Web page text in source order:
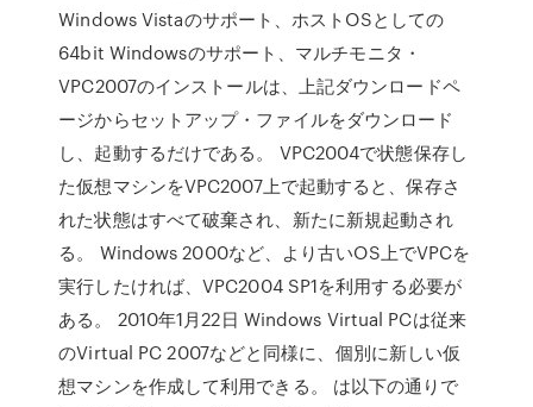
Windows Vistaのサポート、ホストOSとしての
64bit Windowsのサポート、マルチモニタ・
VPC2007のインストールは、上記ダウンロードペ
ージからセットアップ・ファイルをダウンロード
し、起動するだけである。 VPC2004で状態保存し
た仮想マシンをVPC2007上で起動すると、保存さ
れた状態はすべて破棄され、新たに新規起動され
る。 Windows 2000など、より古いOS上でVPCを
実行したければ、VPC2004 SP1を利用する必要が
ある。 2010年1月22日 Windows Virtual PCは従来
のVirtual PC 2007などと同様に、個別に新しい仮
想マシンを作成して利用できる。 は以下の通りで